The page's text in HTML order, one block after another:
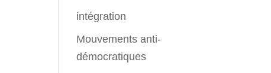
intégration
Mouvements anti-
démocratiques